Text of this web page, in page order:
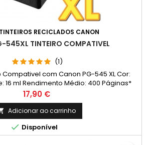
TINTEIROS RECICLADOS CANON
545XL TINTEIRO COMPATIVEL
(1)
com Canon PG-545 XL Cor:
16 ml Rendimento Médio: 400 Páginas*
Preço
17,90 €
Adicionar ao carrinho
 Disponível